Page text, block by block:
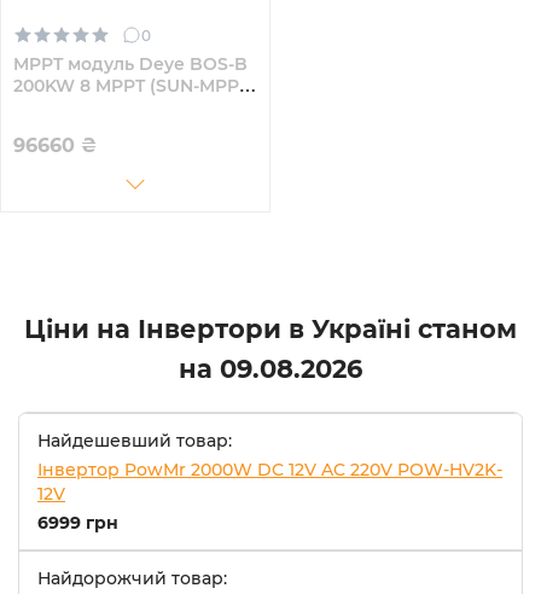
0
MPPT модуль Deye BOS-B
200KW 8 MPPT (SUN-MPPT-
96660 ₴
Ціни на Інвертори в Україні станом
на 09.08.2026
Найдешевший товар:
Інвертор PowMr 2000W DC 12V AC 220V POW-HV2K-
12V
6999 грн
Найдорожчий товар: